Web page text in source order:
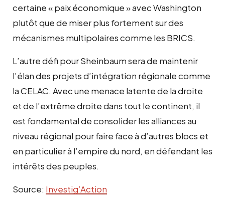
certaine « paix économique » avec Washington
plutôt que de miser plus fortement sur des
mécanismes multipolaires comme les BRICS.
L’autre défi pour Sheinbaum sera de maintenir
l’élan des projets d’intégration régionale comme
la CELAC. Avec une menace latente de la droite
et de l’extrême droite dans tout le continent, il
est fondamental de consolider les alliances au
niveau régional pour faire face à d’autres blocs et
en particulier à l’empire du nord, en défendant les
intérêts des peuples.
Source: Investig’Action